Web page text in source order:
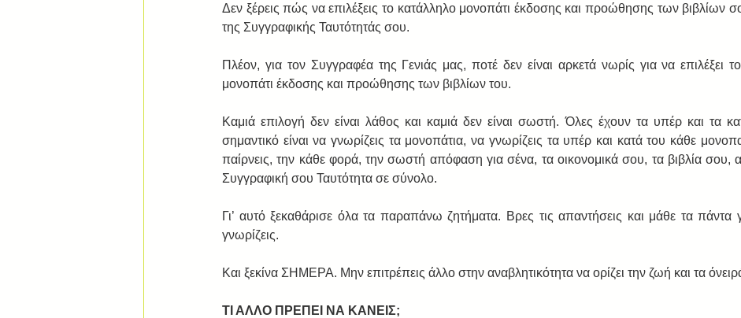
Δεν ξέρεις πώς να επιλέξεις το κατάλληλο μονοπάτι έκδοσης και προώθησης των βιβλίων
της Συγγραφικής Ταυτότητάς σου.
Πλέον, για τον Συγγραφέα της Γενιάς μας, ποτέ δεν είναι αρκετά νωρίς για να επιλέξει
μονοπάτι έκδοσης και προώθησης των βιβλίων του.
Καμιά επιλογή δεν είναι λάθος και καμιά δεν είναι σωστή. Όλες έχουν τα υπέρ και τα
σημαντικό είναι να γνωρίζεις τα μονοπάτια, να γνωρίζεις τα υπέρ και κατά του κάθε
παίρνεις, την κάθε φορά, την σωστή απόφαση για σένα, τα οικονομικά σου, τα βιβλία σου,
Συγγραφική σου Ταυτότητα σε σύνολο.
Γι’ αυτό ξεκαθάρισε όλα τα παραπάνω ζητήματα. Βρες τις απαντήσεις και μάθε τα πάντα
γνωρίζεις.
Και ξεκίνα ΣΗΜΕΡΑ. Μην επιτρέπεις άλλο στην αναβλητικότητα να ορίζει την ζωή και τα
ΤΙ ΑΛΛΟ ΠΡΕΠΕΙ ΝΑ ΚΑΝΕΙΣ;